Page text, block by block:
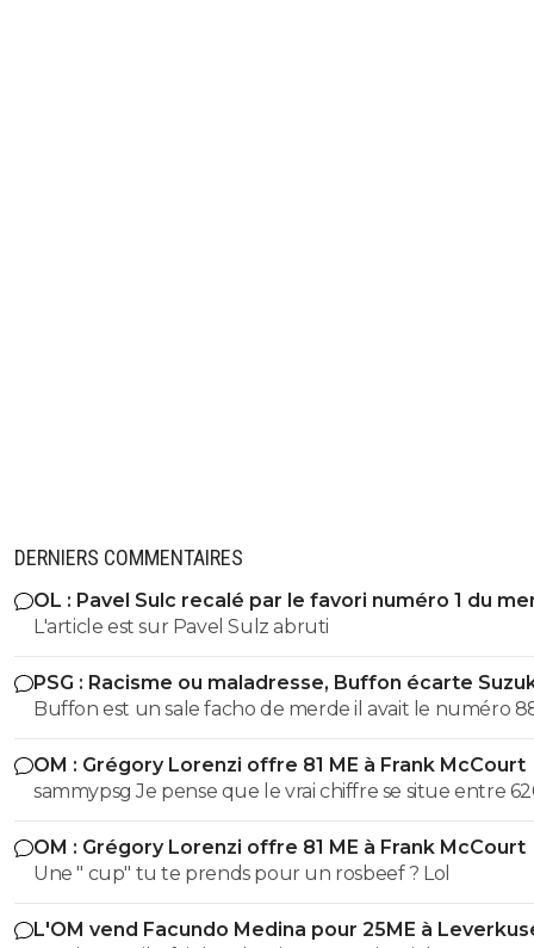
DERNIERS COMMENTAIRES
OL : Pavel Sulc recalé par le favori numéro 1 du
L'article est sur Pavel Sulz abruti
PSG : Racisme ou maladresse, Buffon écarte
Buffon est un sale facho de merde il avait le numéro
cetait pas un hasard...
OM : Grégory Lorenzi offre 81 ME à Frank McCourt
sammypsg Je pense que le vrai chiffre se situe entre
700 M
OM : Grégory Lorenzi offre 81 ME à Frank McCourt
Une " cup" tu te prends pour un rosbeef ? Lol
L'OM vend Facundo Medina pour 25ME à